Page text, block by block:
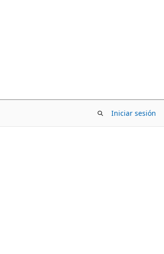
Iniciar sesión